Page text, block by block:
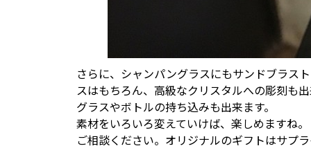
さらに、シャンパングラスにもサンドブラス
スはもちろん、高級なクリスタルへの彫刻も
グラスやボトルの持ち込みも出来ます。
素材をいろいろ変えていけば、楽しめますね。
ご相談ください。オリジナルのギフトはサプ